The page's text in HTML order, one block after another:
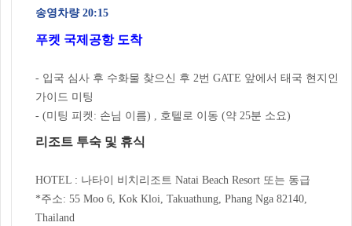
송영차량 20:15
푸켓 국제공항 도착
- 입국 심사 후 수화물 찾으신 후 2번 GATE 앞에서 태국 현지인
가이드 미팅
- (미팅 피켓: 손님 이름) , 호텔로 이동 (약 25분 소요)
리조트 투숙 및 휴식
HOTEL : 나타이 비치리조트 Natai Beach Resort 또는 동급
*주소: 55 Moo 6, Kok Kloi, Takuathung, Phang Nga 82140,
Thailand